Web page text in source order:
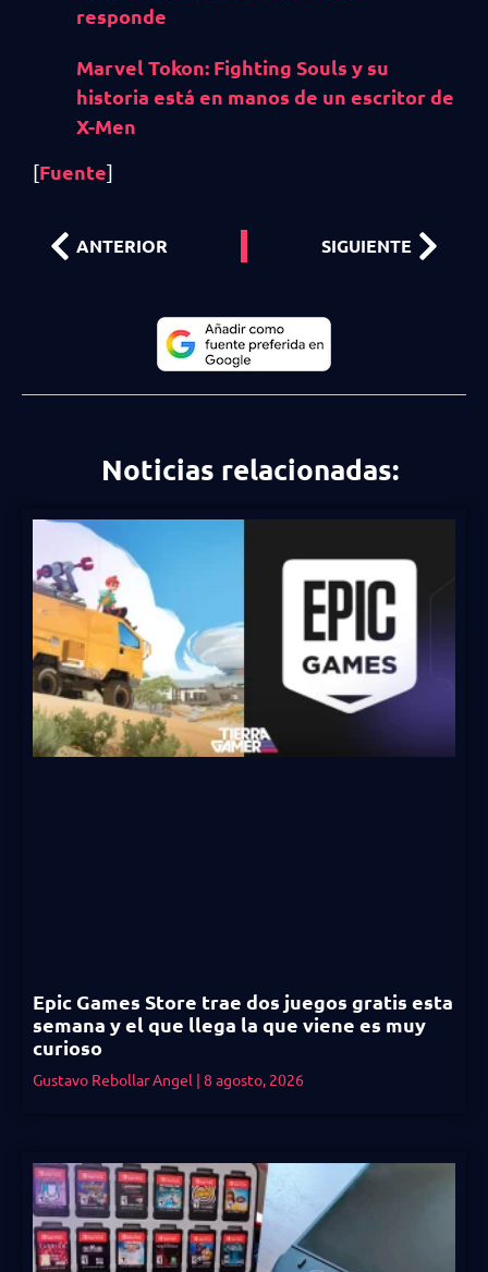
responde
Marvel Tokon: Fighting Souls y su
historia está en manos de un escritor de
X-Men
[Fuente]
ANTERIOR SIGUIENTE
Noticias relacionadas:
Epic Games Store trae dos juegos gratis esta
semana y el que llega la que viene es muy
curioso
Gustavo Rebollar Angel 8 agosto, 2026